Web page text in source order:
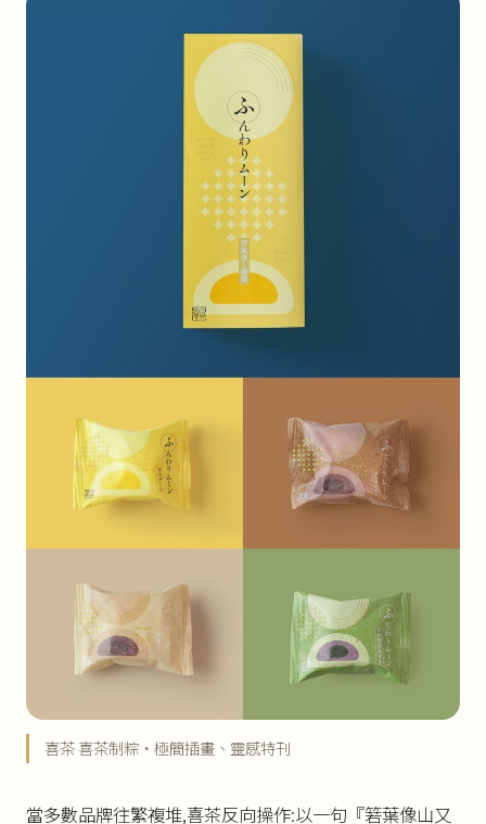
喜茶 喜茶制粽・極簡插畫、靈感特刊
當多數品牌往繁複堆,喜茶反向操作:以一句『箬葉像山又